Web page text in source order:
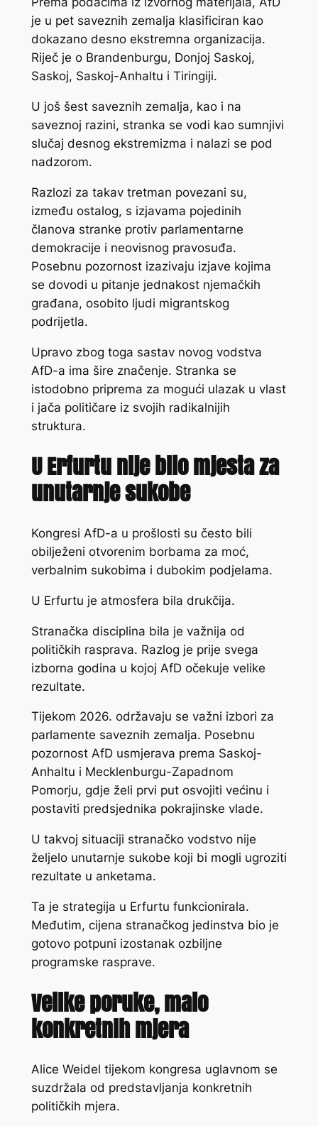
je u pet saveznih zemalja klasificiran kao
dokazano desno ekstremna organizacija.
Riječ je o Brandenburgu, Donjoj Saskoj,
Saskoj, Saskoj-Anhaltu i Tiringiji.
U još šest saveznih zemalja, kao i na
saveznoj razini, stranka se vodi kao sumnjivi
slučaj desnog ekstremizma i nalazi se pod
nadzorom.
Razlozi za takav tretman povezani su,
između ostalog, s izjavama pojedinih
članova stranke protiv parlamentarne
demokracije i neovisnog pravosuđa.
Posebnu pozornost izazivaju izjave kojima
se dovodi u pitanje jednakost njemačkih
građana, osobito ljudi migrantskog
podrijetla.
Upravo zbog toga sastav novog vodstva
AfD-a ima šire značenje. Stranka se
istodobno priprema za mogući ulazak u vlast
i jača političare iz svojih radikalnijih
struktura.
U Erfurtu nije bilo mjesta za
unutarnje sukobe
Kongresi AfD-a u prošlosti su često bili
obilježeni otvorenim borbama za moć,
verbalnim sukobima i dubokim podjelama.
U Erfurtu je atmosfera bila drukčija.
Stranačka disciplina bila je važnija od
političkih rasprava. Razlog je prije svega
izborna godina u kojoj AfD očekuje velike
rezultate.
Tijekom 2026. održavaju se važni izbori za
parlamente saveznih zemalja. Posebnu
pozornost AfD usmjerava prema Saskoj-
Anhaltu i Mecklenburgu-Zapadnom
Pomorju, gdje želi prvi put osvojiti većinu i
postaviti predsjednika pokrajinske vlade.
U takvoj situaciji stranačko vodstvo nije
željelo unutarnje sukobe koji bi mogli ugroziti
rezultate u anketama.
Ta je strategija u Erfurtu funkcionirala.
Međutim, cijena stranačkog jedinstva bio je
gotovo potpuni izostanak ozbiljne
programske rasprave.
Velike poruke, malo
konkretnih mjera
Alice Weidel tijekom kongresa uglavnom se
suzdržala od predstavljanja konkretnih
političkih mjera.